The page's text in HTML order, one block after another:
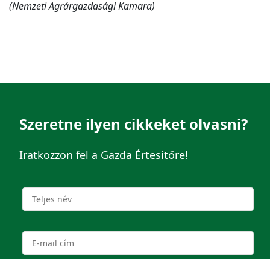
(Nemzeti Agrárgazdasági Kamara)
Szeretne ilyen cikkeket olvasni?
Iratkozzon fel a Gazda Értesítőre!